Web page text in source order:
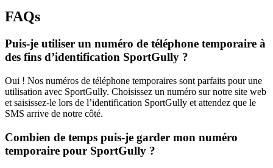
FAQs
Puis-je utiliser un numéro de téléphone temporaire à
des fins d’identification SportGully ?
Oui ! Nos numéros de téléphone temporaires sont parfaits pour une
utilisation avec SportGully. Choisissez un numéro sur notre site web
et saisissez-le lors de l’identification SportGully et attendez que le
SMS arrive de notre côté.
Combien de temps puis-je garder mon numéro
temporaire pour SportGully ?